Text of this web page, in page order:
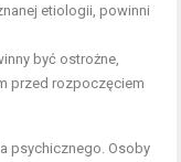
etiologii, powinni
być ostrożne,
przed rozpoczęciem
psychicznego. Osoby